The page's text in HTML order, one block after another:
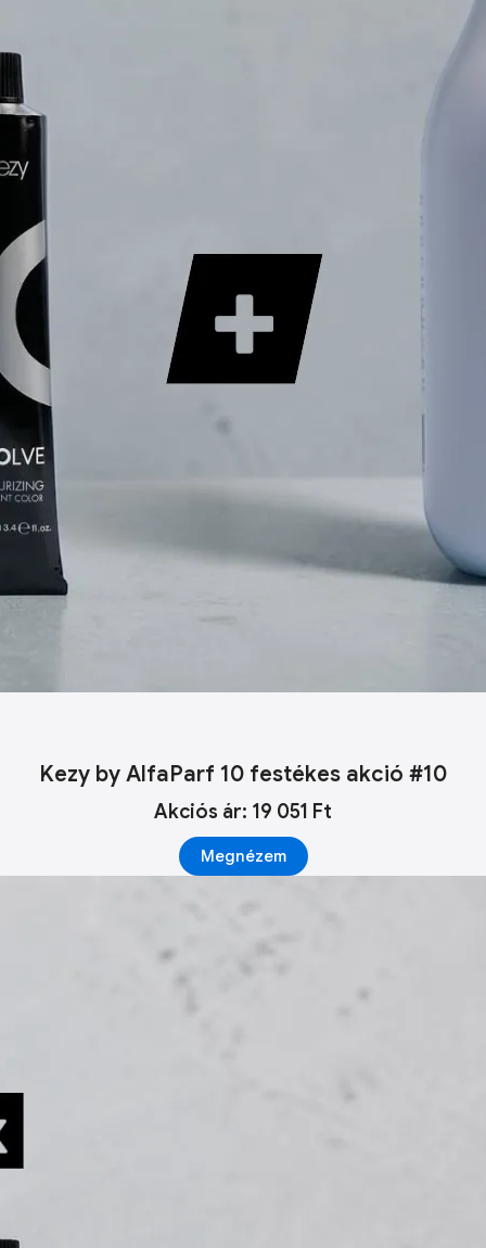
Kezy by AlfaParf 10 festékes akció #10
Akciós ár: 19 051 Ft
Megnézem